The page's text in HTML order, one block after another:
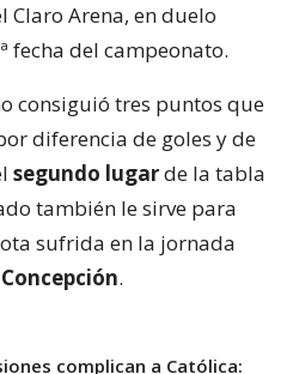
Claro Arena, en duelo
fecha del campeonato.
consiguió tres puntos que
diferencia de goles y de
segundo lugarde la tabla
también le sirve para
sufrida en la jornada
.
complican a Católica: